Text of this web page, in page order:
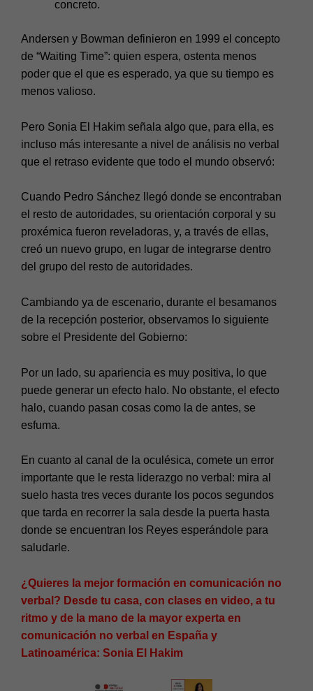
concreto.
Andersen y Bowman definieron en 1999 el concepto
de “Waiting Time”: quien espera, ostenta menos
poder que el que es esperado, ya que su tiempo es
menos valioso.
Pero Sonia El Hakim señala algo que, para ella, es
incluso más interesante a nivel de análisis no verbal
que el retraso evidente que todo el mundo observó:
Cuando Pedro Sánchez llegó donde se encontraban
el resto de autoridades, su orientación corporal y su
proxémica fueron reveladoras, y, a través de ellas,
creó un nuevo grupo, en lugar de integrarse dentro
del grupo del resto de autoridades.
Cambiando ya de escenario, durante el besamanos
de la recepción posterior, observamos lo siguiente
sobre el Presidente del Gobierno:
Por un lado, su apariencia es muy positiva, lo que
puede generar un efecto halo. No obstante, el efecto
halo, cuando pasan cosas como la de antes, se
esfuma.
En cuanto al canal de la oculésica, comete un error
importante que le resta liderazgo no verbal: mira al
suelo hasta tres veces durante los pocos segundos
que tarda en recorrer la sala desde la puerta hasta
donde se encuentran los Reyes esperándole para
saludarle.
¿Quieres la mejor formación en comunicación no
verbal? Desde tu casa, con clases en video, a tu
ritmo y de la mano de la mayor experta en
comunicación no verbal en España y
Latinoamérica: Sonia El Hakim